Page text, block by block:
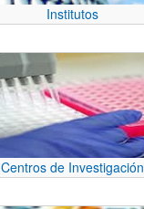
Institutos
Centros de Investigación